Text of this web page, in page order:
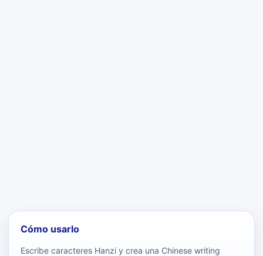
Cómo usarlo
Escribe caracteres Hanzi y crea una Chinese writing